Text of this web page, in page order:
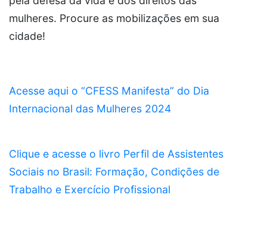
mulheres. Procure as mobilizações em sua
cidade!
Acesse aqui o “CFESS Manifesta” do Dia
Internacional das Mulheres 2024
Clique e acesse o livro Perfil de Assistentes
Sociais no Brasil: Formação, Condições de
Trabalho e Exercício Profissional